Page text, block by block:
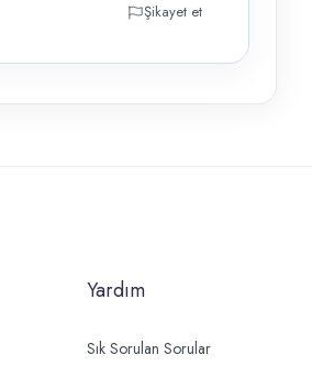
Şikayet et
Yardım
Sık Sorulan Sorular